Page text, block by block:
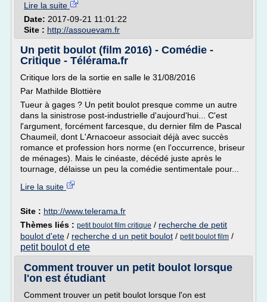
Lire la suite
Date: 2017-09-21 11:01:22
Site : http://assouevam.fr
Un petit boulot (film 2016) - Comédie -
Critique - Télérama.fr
Critique lors de la sortie en salle le 31/08/2016
Par Mathilde Blottière
Tueur à gages ? Un petit boulot presque comme un autre
dans la sinistrose post-industrielle d'aujourd'hui... C'est
l'argument, forcément farcesque, du dernier film de Pascal
Chaumeil, dont L'Arnacoeur associait déjà avec succès
romance et profession hors norme (en l'occurrence, briseur
de ménages). Mais le cinéaste, décédé juste après le
tournage, délaisse un peu la comédie sentimentale pour...
Lire la suite
Site : http://www.telerama.fr
Thèmes liés : petit boulot film critique / recherche de petit
boulot d'ete / recherche d un petit boulot / petit boulot film /
petit boulot d ete
Comment trouver un petit boulot lorsque
l'on est étudiant
Comment trouver un petit boulot lorsque l'on est